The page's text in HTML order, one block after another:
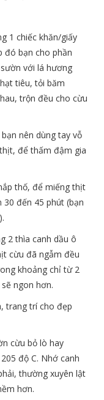
1 chiếc khăn/giấy
đó bạn cho phần
với lá hương
tiêu, tỏi băm
trộn đều cho cừu
nên dùng tay vỗ
để thấm đậm gia
thố, để miếng thịt
đến 45 phút (bạn
2 thìa canh dầu ô
cừu đã ngẫm đều
khoảng chỉ từ 2
ngon hơn.
trang trí cho đẹp
cừu bỏ lò hay
độ C. Nhớ canh
thường xuyên lật
hơn.